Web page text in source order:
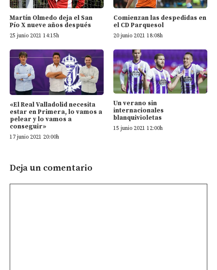
Martín Olmedo deja el San
Pío X nueve años después
25 junio 2021 14:15h
Comienzan las despedidas en
el CD Parquesol
20 junio 2021 18:08h
«El Real Valladolid necesita
estar en Primera, lo vamos a
pelear y lo vamos a
conseguir»
17 junio 2021 20:00h
Un verano sin
internacionales
blanquivioletas
15 junio 2021 12:00h
Deja un comentario